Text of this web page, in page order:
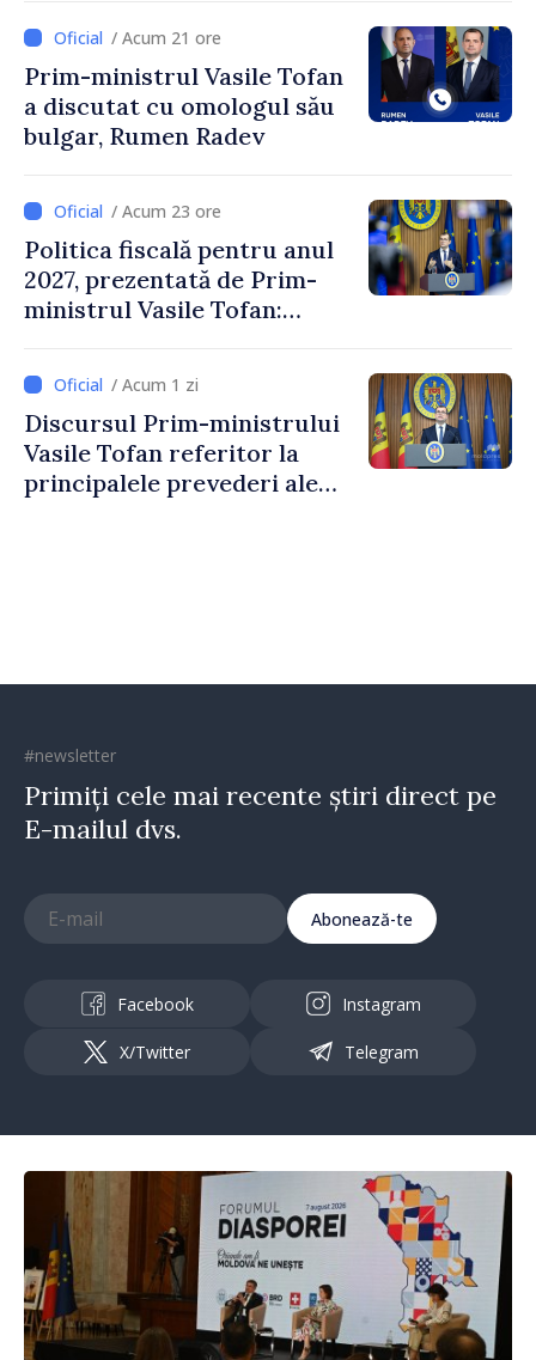
Comitetului Internațional al
Crucii Roșii în Moldova
/ Acum 21 ore
Prim-ministrul Vasile Tofan
a discutat cu omologul său
bulgar, Rumen Radev
/ Acum 23 ore
Politica fiscală pentru anul
2027, prezentată de Prim-
ministrul Vasile Tofan:
stimularea investițiilor și o
taxare mai echitabilă
/ Acum 1 zi
Discursul Prim-ministrului
Vasile Tofan referitor la
principalele prevederi ale
#newsletter
Primiți cele mai recente știri direct pe
E-mailul dvs.
Abonează-te
Facebook Instagram
X/Twitter Telegram